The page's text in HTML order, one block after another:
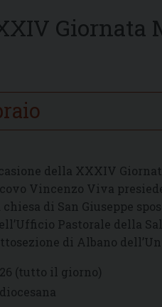
Giornata
della XXXIV
Vincenzo Viva
di San Giuseppe
Pastorale della
di Albano
(tutto il giorno)